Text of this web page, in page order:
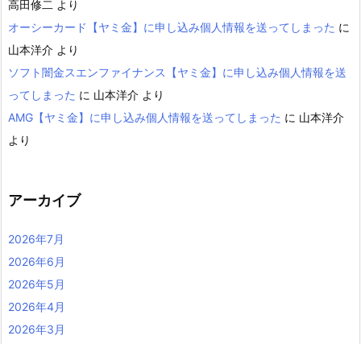
高田修二 より
オーシーカード【ヤミ金】に申し込み個人情報を送ってしまった に
山本洋介 より
ソフト闇金スエンファイナンス【ヤミ金】に申し込み個人情報を送
ってしまった に 山本洋介 より
AMG【ヤミ金】に申し込み個人情報を送ってしまった に 山本洋介
より
アーカイブ
2026年7月
2026年6月
2026年5月
2026年4月
2026年3月